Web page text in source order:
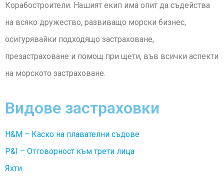
Корабостроители. Нашият екип има опит да съдейства
на всяко дружество, развиващо морски бизнес,
осигурявайки подходящо застраховане,
презастраховане и помощ при щети, във всички аспекти
на морското застраховане.
Видове застраховки
H&M – Каско на плавателни съдове
P&I – Отговорност към трети лица
Яхти